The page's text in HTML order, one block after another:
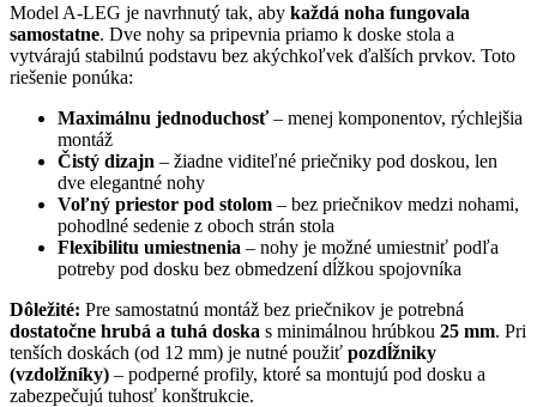
Model A-LEG je navrhnutý tak, aby každá noha fungovala
samostatne. Dve nohy sa pripevnia priamo k doske stola a
vytvárajú stabilnú podstavu bez akýchkoľvek ďalších prvkov. Toto
riešenie ponúka:
Maximálnu jednoduchosť– menej komponentov, rýchlejšia
montáž
Čistý dizajn – žiadne viditeľné priečniky pod doskou, len
dve elegantné nohy
Voľný priestor pod stolom – bez priečnikov medzi nohami,
pohodlné sedenie z oboch strán stola
Flexibilitu umiestnenia – nohy je možné umiestniť podľa
potreby pod dosku bez obmedzení dĺžkou spojovníka
Dôležité: Pre samostatnú montáž bez priečnikov je potrebná
dostatočne hrubá a tuhá doska s minimálnou hrúbkou 25 mm. Pri
tenších doskách (od 12 mm) je nutné použiť pozdĺžniky
(vzdolžníky) – podperné profily, ktoré sa montujú pod dosku a
zabezpečujú tuhosť konštrukcie.